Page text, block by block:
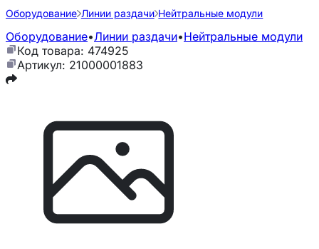
Оборудование Линии раздачи Нейтральные модули
Оборудование•Линии раздачи•Нейтральные модули
Код товара: 474925
Артикул: 21000001883